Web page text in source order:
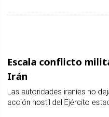
Escala conflicto
Irán
Las autoridades iraníes no
acción hostil del Ejército